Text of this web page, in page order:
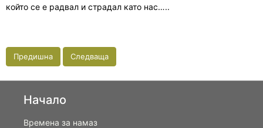
който се е радвал и страдал като нас…..
Предишна Следваща
Начало
Времена за намаз